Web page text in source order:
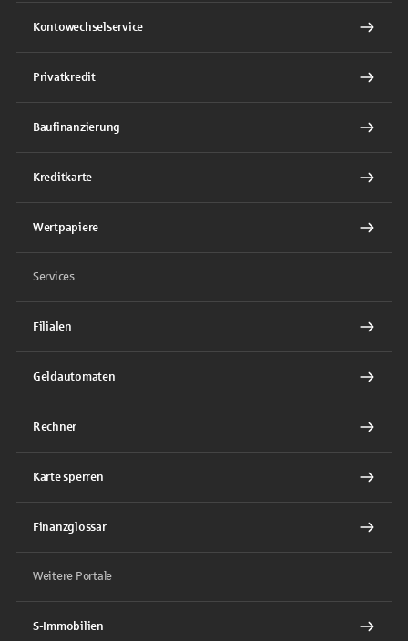
Kontowechselservice
Privatkredit
Baufinanzierung
Kreditkarte
Wertpapiere
Services
Filialen
Geldautomaten
Rechner
Karte sperren
Finanzglossar
Weitere Portale
S-Immobilien